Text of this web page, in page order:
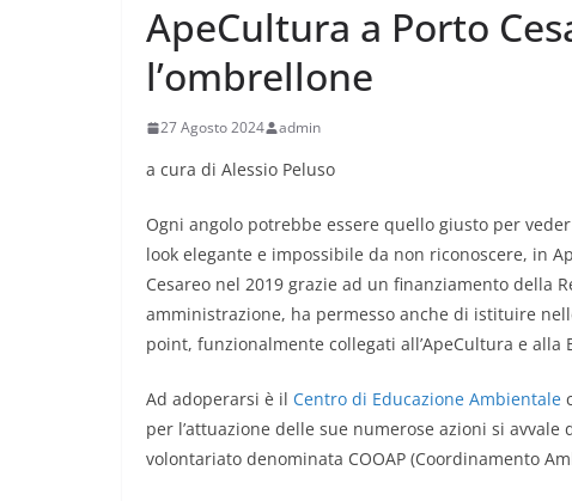
ApeCultura a Porto
l’ombrellone
27 Agosto 2024 admin
a cura di Alessio Peluso
Ogni angolo potrebbe essere quello giusto per
look elegante e impossibile da non riconoscere, in
Cesareo nel 2019 grazie ad un finanziamento della
amministrazione, ha permesso anche di istituire
point, funzionalmente collegati all’ApeCultura e alla
Ad adoperarsi è il Centro di Educazione Ambientale
per l’attuazione delle sue numerose azioni si
volontariato denominata COOAP (Coordinamento